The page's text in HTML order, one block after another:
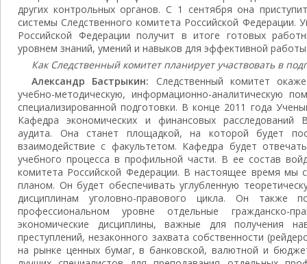
других контрольных органов. С 1 сентября она
системы Следственного комитета Российской Федерации.
Российской Федерации получит в итоге готовых
уровнем знаний, умений и навыков для эффективной
Как Следственный комитет планирует участвовать в
Александр Бастрыкин: Следственный комитет
учебно-методическую, информационно-аналитическую
специализированной подготовки. В конце 2011 года
Кафедра экономических и финансовых расследований
аудита. Она станет площадкой, на которой будет
взаимодействие с факультетом. Кафедра будет
учебного процесса в профильной части. В ее состав
комитета Российской Федерации. В настоящее время мы
планом. Он будет обеспечивать углубленную
дисциплинам уголовно-правового цикла. Он также
профессиональном уровне отдельные гражданско-
экономические дисциплины, важные для получения
преступлений, незаконного захвата собственности
на рынке ценных бумаг, в банковской, валютной и